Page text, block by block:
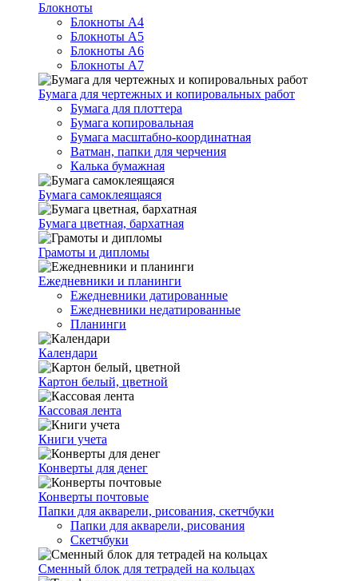
Блокноты
Блокноты А4
Блокноты А5
Блокноты А6
Блокноты А7
Бумага для чертежных и копировальных работ
Бумага для плоттера
Бумага копировальная
Бумага масштабно-координатная
Ватман, папки для черчения
Калька бумажная
Бумага самоклеящаяся
Бумага цветная, бархатная
Грамоты и дипломы
Ежедневники и планинги
Ежедневники датированные
Ежедневники недатированные
Планинги
Календари
Картон белый, цветной
Кассовая лента
Книги учета
Конверты для денег
Конверты почтовые
Папки для акварели, рисования, скетчбуки
Папки для акварели, рисования
Скетчбуки
Сменный блок для тетрадей на кольцах